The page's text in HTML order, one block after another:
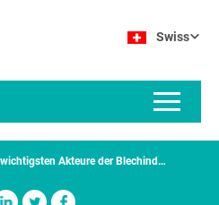
Swiss
Strategische Kolumnen der wichtigsten Akteure der Blechindustrie